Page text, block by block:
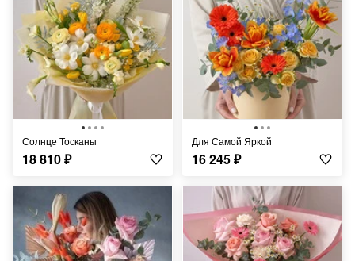
Солнце Тосканы
18 810₽
Для Самой Яркой
16 245₽